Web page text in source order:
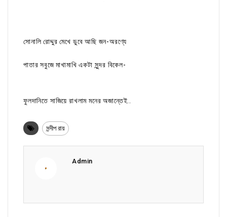
সোনালি রোদ্দুর মেখে ডুবে আছি জন-অরণ্যে
পাতার সবুজে মাখামাখি একটা সুন্দর বিকেল-
ফুলদানিতে সাজিয়ে রাখলাম মনের অজান্তেই..
সন্দীপ রায়
Admin